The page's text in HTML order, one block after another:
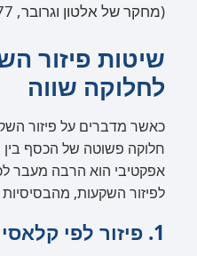
(מחקר של אלטון וגרובר, 1977)
שיטות פיזור
לחלוקה שווה
כאשר מדברים על פיזור
חלוקה פשוטה של הכסף בין
אפקטיבי הוא הרבה מעבר
לפיזור השקעות,
1. פיזור לפי קלאסי הנכסים